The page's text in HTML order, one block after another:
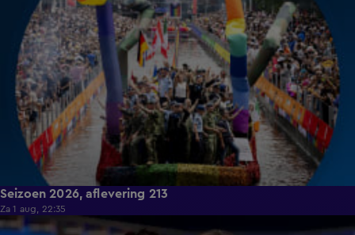
Seizoen 2026, aflevering 213
Za 1 aug, 22:35
18:45